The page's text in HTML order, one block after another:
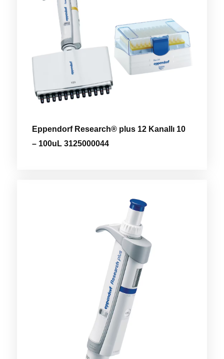
Eppendorf Research® plus 12 Kanallı 10
– 100uL 3125000044